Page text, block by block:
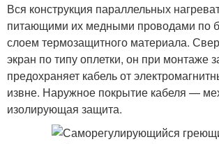
Вся конструкция параллельных
питающими их медными проводами по
слоем термозащитного материала.
экран по типу оплетки, он при монтаже
предохраняет кабель от
извне. Наружное покрытие кабеля —
изолирующая защита.